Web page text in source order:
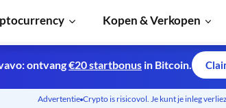
Kopen & Verkopen
ontvang€20 startbonus in Bitcoin.
Advertentie Crypto is risicovol. Je kunt je inleg